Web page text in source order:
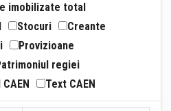
imobilizate total
Stocuri
Creante
Provizioane
regiei
CAEN Text CAEN